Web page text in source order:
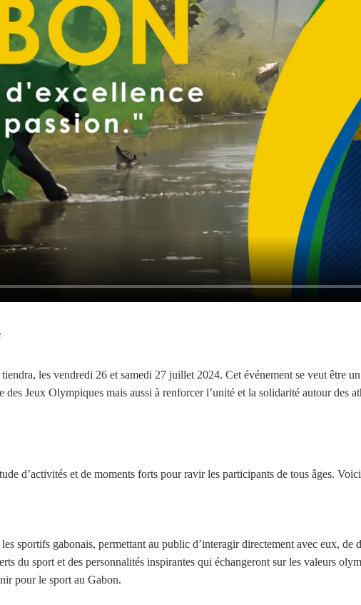
les vendredi 26 et samedi 27 juillet 2024. Cet événement se veut être
des Jeux Olympiques mais aussi à renforcer l’unité et la solidarité autour des
d’activités et de moments forts pour ravir les participants de tous âges.
sportifs gabonais, permettant au public d’interagir directement avec eux, de
du sport et des personnalités inspirantes qui échangeront sur les valeurs
pour le sport au Gabon.